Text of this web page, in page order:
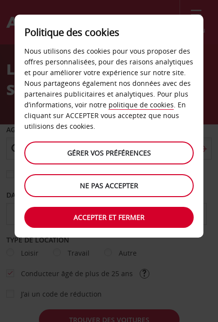
Menu
Welcome
AvisLocation de voiture
Sarasota
AGENCE DE DÉPART
Sélectionnez une autre agence de retour
DATE DE DÉPART DATE DE RETOUR
TYPE DE LOCATION
Loisir
Travail Autre
Conducteur âgé de plus de 25 ans
J’ai un code de réduction
TROUVER DES VOITURES
Politique des cookies
Nous utilisons des cookies pour vous proposer des
offres personnalisées, pour des raisons analytiques
et pour améliorer votre expérience sur notre site.
Nous partageons également nos données avec des
partenaires publicitaires et analytiques. Pour plus
d’informations, voir notre politique de cookies. En
cliquant sur ACCEPTER vous acceptez que nous
utilisions des cookies.
GÉRER VOS PRÉFÉRENCES
NE PAS ACCEPTER
ACCEPTER ET FERMER